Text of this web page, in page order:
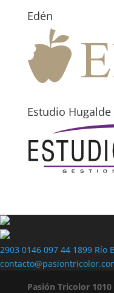
Edén
Estudio Hugalde
2903 0146 097 44 1899 Río
Pasión Tricolor 1010